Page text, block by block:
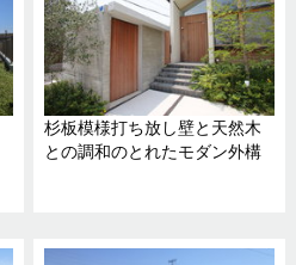
杉板模様打ち放し壁と天然木
との調和のとれたモダン外構